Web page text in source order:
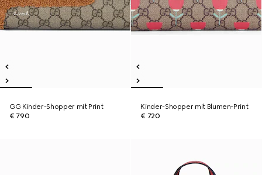
GG Kinder-Shopper mit Print
€ 790
Kinder-Shopper mit Blumen-Print
€ 720